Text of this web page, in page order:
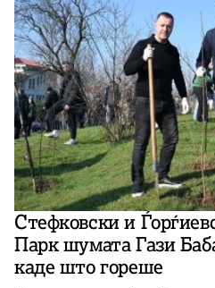
Стефковски и
Парк шумата Гази
каде што гореше